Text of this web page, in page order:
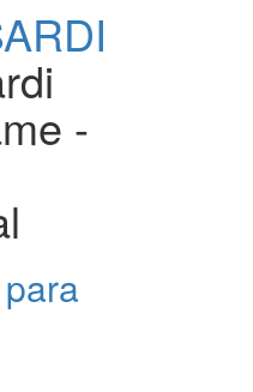
-